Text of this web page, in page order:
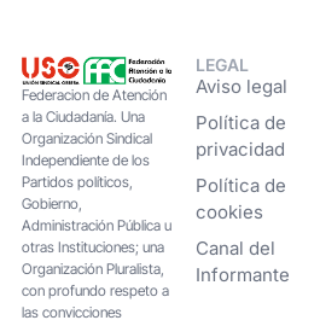
Federacion de Atención
a la Ciudadanía. Una
Organización Sindical
Independiente de los
Partidos políticos,
Gobierno,
Administración Pública u
otras Instituciones; una
Organización Pluralista,
con profundo respeto a
las convicciones
LEGAL
Aviso legal
Política de
privacidad
Política de
cookies
Canal del
Informante